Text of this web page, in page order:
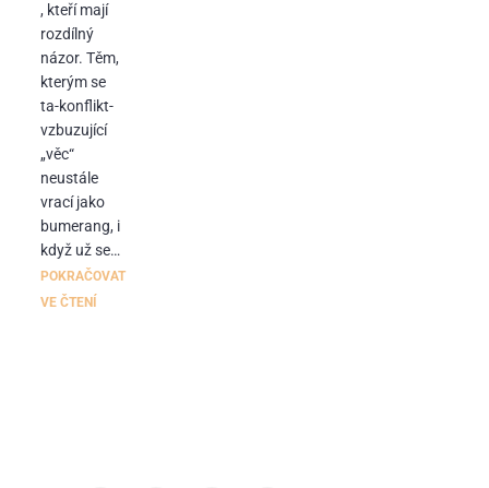
, kteří mají
rozdílný
názor. Těm,
kterým se
ta-konflikt-
vzbuzující
„věc“
neustále
vrací jako
bumerang, i
když už se…
POKRAČOVAT
VE ČTENÍ